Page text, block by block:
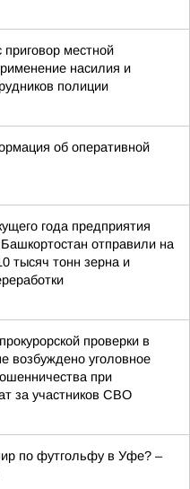
местной
насилия и
полиции
об оперативной
года предприятия
отправили на
тысяч тонн зерна и
проверки в
возбуждено уголовное
при
за участников СВО
по футгольфу в Уфе? –